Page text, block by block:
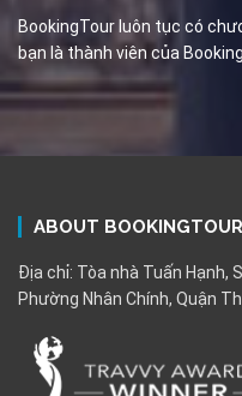
BookingTour luôn tục có
bạn là thành viên của
ABOUT
Địa chỉ: Tòa nhà Tuấn Hạnh,
Phường Nhân Chính, Quận